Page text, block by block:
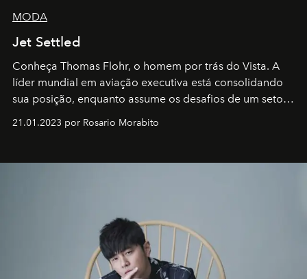
MODA
Jet Settled
Conheça Thomas Flohr, o homem por trás do Vista. A
líder mundial em aviação executiva está consolidando
sua posição, enquanto assume os desafios de um setor
21.01.2023 por Rosario Morabito